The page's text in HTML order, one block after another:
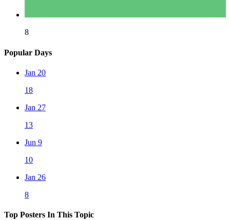
8
Popular Days
Jan 20
18
Jan 27
13
Jun 9
10
Jan 26
8
Top Posters In This Topic